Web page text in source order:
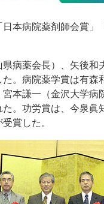
本病院薬剤師会賞」
病薬会長）、矢後和
た。病院薬学賞は有
本謙一（金沢大学病
。功労賞は、今泉眞
賞した。